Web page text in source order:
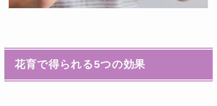
花育で得られる5つの効果